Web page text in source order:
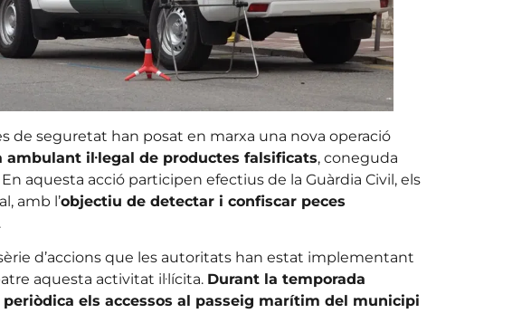
de seguretat han posat en marxa una nova operació
il·legal de productes falsificats, coneguda
aquesta acció participen efectius de la Guàrdia Civil, els
amb l’objectiu de detectar i confiscar peces
sèrie d’accions que les autoritats han estat implementant
aquesta activitat il·lícita. Durant la temporada
els accessos al passeig marítim del municipi